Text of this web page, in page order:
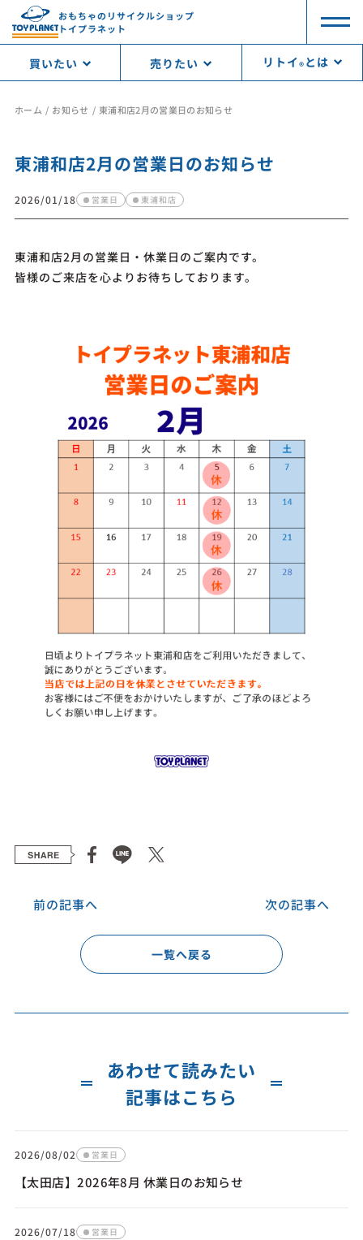
おもちゃのリサイクルショップ
トイプラネット
買いたい 売りたい リトイ®︎とは
ホーム お知らせ 東浦和店2月の営業日のお知らせ
東浦和店2月の営業日のお知らせ
2026/01/18 営業日 東浦和店
東浦和店2月の営業日・休業日のご案内です。
皆様のご来店を心よりお待ちしております。
前の記事へ
一覧へ戻る
次の記事へ
あわせて読みたい
記事はこちら
2026/08/02 営業日
【太田店】2026年8月 休業日のお知らせ
2026/07/18 営業日